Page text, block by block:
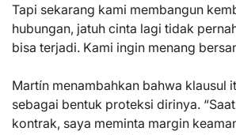
Tapi sekarang kami membangun
hubungan, jatuh cinta lagi tidak
bisa terjadi. Kami ingin menang
Martín menambahkan bahwa klausul
sebagai bentuk proteksi dirinya.
kontrak, saya meminta margin